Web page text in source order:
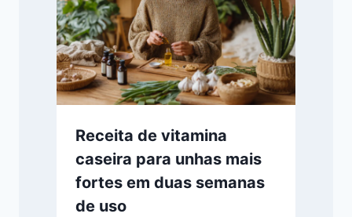
Receita de vitamina
caseira para unhas mais
fortes em duas semanas
de uso